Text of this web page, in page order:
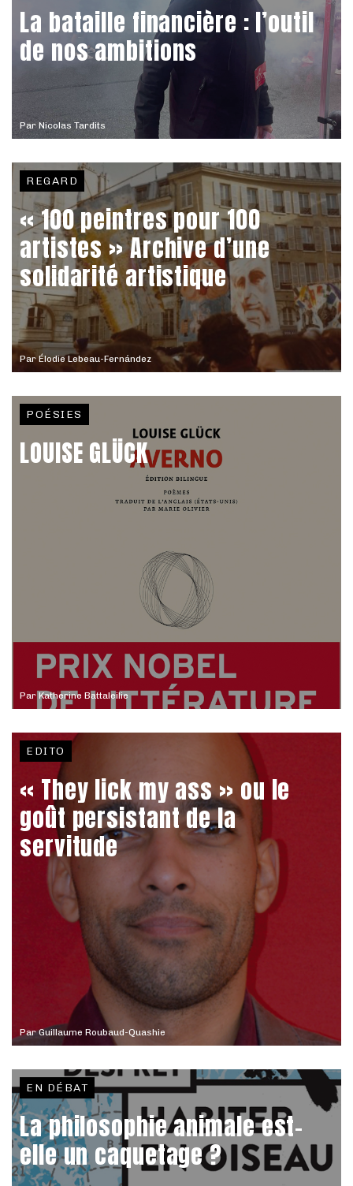
Par Nicolas Tardits
La bataille financière : l’outil
de nos ambitions
ParÉlodie Lebeau-Fernández
REGARD
« 100 peintres pour 100
artistes » Archive d’une
solidarité artistique
Par Katherine Battaleilie
POÉSIES
LOUISE GLÜCK
ParGuillaume Roubaud-Quashie
EDITO
« They lick my ass » ou le
goût persistant de la
servitude
EN DÉBAT
La philosophie animale est-
elle un caquetage ?